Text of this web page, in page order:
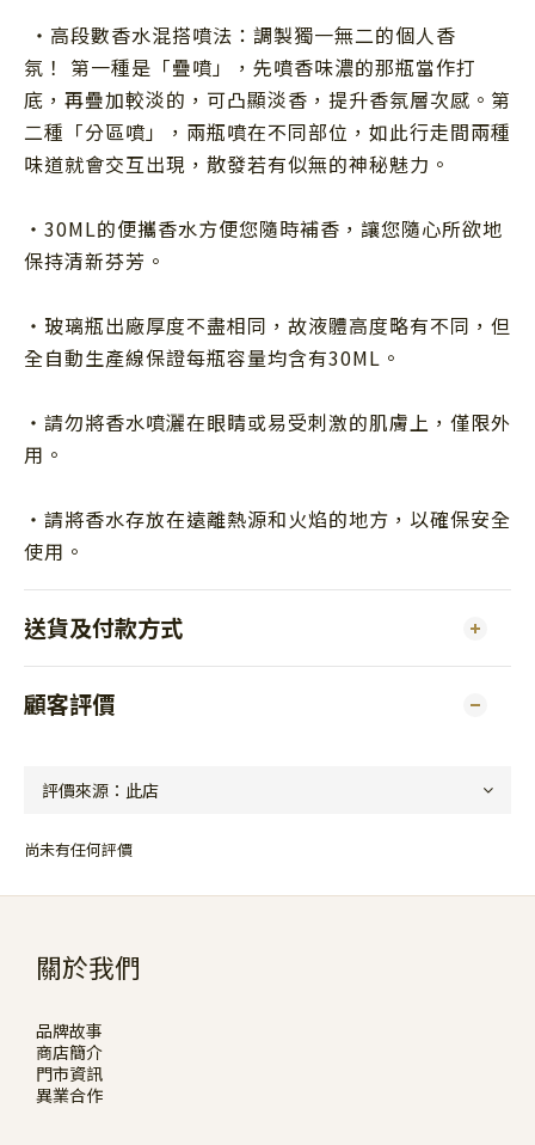
・高段數香水混搭噴法：調製獨一無二的個人香
氛！ 第一種是「疊噴」，先噴香味濃的那瓶當作打
底，再疊加較淡的，可凸顯淡香，提升香氛層次感。第
二種「分區噴」，兩瓶噴在不同部位，如此行走間兩種
味道就會交互出現，散發若有似無的神秘魅力。
・ 30ML的便攜香水方便您隨時補香，讓您隨心所欲地
保持清新芬芳。
・玻璃瓶出廠厚度不盡相同，故液體高度略有不同，但
全自動生產線保證每瓶容量均含有30ML。
・請勿將香水噴灑在眼睛或易受刺激的肌膚上，僅限外
用。
・請將香水存放在遠離熱源和火焰的地方，以確保安全
使用。
送貨及付款方式
顧客評價
尚未有任何評價
關於我們
品牌故事
商店簡介
門市資訊
異業合作